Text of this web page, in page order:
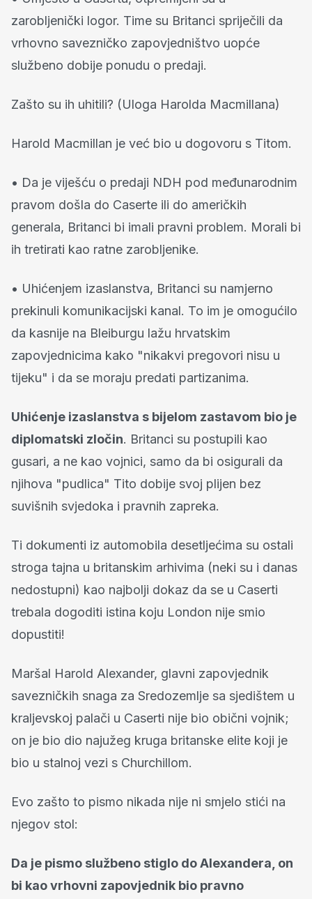
zarobljenički logor. Time su Britanci spriječili da
vrhovno savezničko zapovjedništvo uopće
službeno dobije ponudu o predaji.
Zašto su ih uhitili? (Uloga Harolda Macmillana)
Harold Macmillan je već bio u dogovoru s Titom.
• Da je viješću o predaji NDH pod međunarodnim
pravom došla do Caserte ili do američkih
generala, Britanci bi imali pravni problem. Morali bi
ih tretirati kao ratne zarobljenike.
• Uhićenjem izaslanstva, Britanci su namjerno
prekinuli komunikacijski kanal. To im je omogućilo
da kasnije na Bleiburgu lažu hrvatskim
zapovjednicima kako "nikakvi pregovori nisu u
tijeku" i da se moraju predati partizanima.
Uhićenje izaslanstva s bijelom zastavom bio je
diplomatski zločin. Britanci su postupili kao
gusari, a ne kao vojnici, samo da bi osigurali da
njihova "pudlica" Tito dobije svoj plijen bez
suvišnih svjedoka i pravnih zapreka.
Ti dokumenti iz automobila desetljećima su ostali
stroga tajna u britanskim arhivima (neki su i danas
nedostupni) kao najbolji dokaz da se u Caserti
trebala dogoditi istina koju London nije smio
dopustiti!
Maršal Harold Alexander, glavni zapovjednik
savezničkih snaga za Sredozemlje sa sjedištem u
kraljevskoj palači u Caserti nije bio obični vojnik;
on je bio dio najužeg kruga britanske elite koji je
bio u stalnoj vezi s Churchillom.
Evo zašto to pismo nikada nije ni smjelo stići na
njegov stol:
Da je pismo službeno stiglo do Alexandera, on
bi kao vrhovni zapovjednik bio pravno